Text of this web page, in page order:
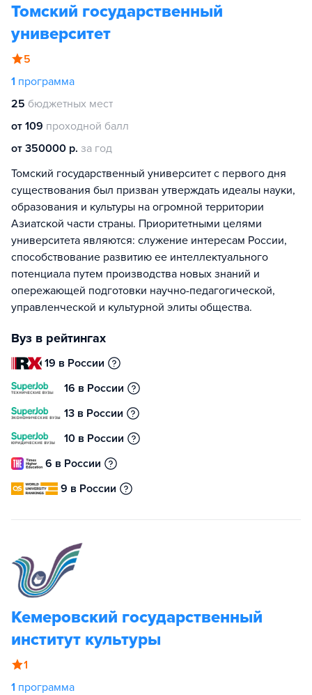
Томский государственный
университет
5
1 программа
25 бюджетных мест
от 109 проходной балл
от 350000 р. за год
Томский государственный университет с первого дня
существования был призван утверждать идеалы науки,
образования и культуры на огромной территории
Азиатской части страны. Приоритетными целями
университета являются: служение интересам России,
способствование развитию ее интеллектуального
потенциала путем производства новых знаний и
опережающей подготовки научно-педагогической,
управленческой и культурной элиты общества.
Вуз в рейтингах
19 в России
16 в России
13 в России
10 в России
6 в России
9 в России
Кемеровский государственный
институт культуры
1
1 программа